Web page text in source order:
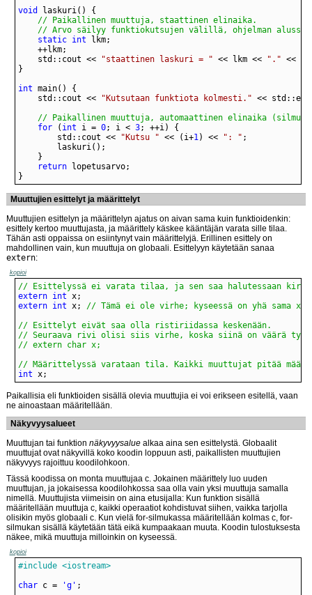
void
// Arvo säilyy funktiokutsujen välillä, ohjelman alussa
static int
	std::cout <<
"staattinen laskuri = " << lkm <<
"."
int
	std::cout <<
"Kutsutaan funktiota kolmesti."
// Paikallinen muuttuja, automaattinen elinaika
for ( int i = 0; i < 3
		std::cout <<
"Kutsu " << (i+1) << ": "
return
}
Muuttujien esittelyt ja määrittelyt
Muuttujien esittelyn ja määrittelyn ajatus on aivan sama kuin funktioidenkin:
esittely kertoo muuttujasta, ja määrittely käskee kääntäjän varata sille tilaa.
Tähän asti oppaissa on esiintynyt vain määrittelyjä. Erillinen esittely on
mahdollinen vain, kun muuttuja on globaali. Esittelyyn käytetään sanaa
extern:
kopioi
// Esittelyssä ei varata tilaa, ja sen saa halutessaan
extern int
extern int x;
// Määrittelyssä varataan tila. Kaikki muuttujat pitää
int x;
Paikallisia eli funktioiden sisällä olevia muuttujia ei voi erikseen esitellä, vaan
ne ainoastaan määritellään.
Näkyvyysalueet
Muuttujan tai funktion näkyvyysalue alkaa aina sen esittelystä. Globaalit
muuttujat ovat näkyvillä koko koodin loppuun asti, paikallisten muuttujien
näkyvyys rajoittuu koodilohkoon.
Tässä koodissa on monta muuttujaa c. Jokainen määrittely luo uuden
muuttujan, ja jokaisessa koodilohkossa saa olla vain yksi muuttuja samalla
nimellä. Muuttujista viimeisin on aina etusijalla: Kun funktion sisällä
määritellään muuttuja c, kaikki operaatiot kohdistuvat siihen, vaikka tarjolla
olisikin myös globaali c. Kun vielä for-silmukassa määritellään kolmas c, for-
silmukan sisällä käytetään tätä eikä kumpaakaan muuta. Koodin tulostuksesta
näkee, mikä muuttuja milloinkin on kyseessä.
kopioi
#include <iostream>
char c = 'g'